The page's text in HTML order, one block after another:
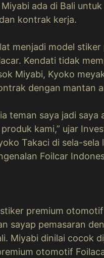
ada di Bali untuk
kontrak kerja.
menjadi model stiker
Kendati tidak
Miyabi, Kyoko
dengan mantan
teman saya jadi saya
kami,” ujar
Takaci di sela-sela
Foilcar
premium otomotif
sayap pemasaran
Miyabi dinilai cocok
otomotif